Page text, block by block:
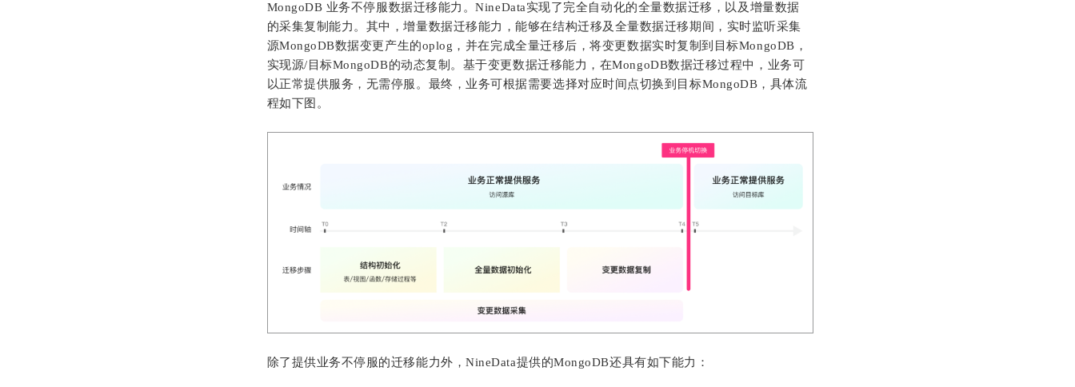
MongoDB 业务不停服数据迁移能力。NineData实现了完全自动化的全量数据迁移，以及增量数据
的采集复制能力。其中，增量数据迁移能力，能够在结构迁移及全量数据迁移期间，实时监听采集
源MongoDB数据变更产生的oplog，并在完成全量迁移后，将变更数据实时复制到目标MongoDB，
实现源/目标MongoDB的动态复制。基于变更数据迁移能力，在MongoDB数据迁移过程中，业务可
以正常提供服务，无需停服。最终，业务可根据需要选择对应时间点切换到目标MongoDB，具体流
程如下图。
除了提供业务不停服的迁移能力外，NineData提供的MongoDB还具有如下能力：